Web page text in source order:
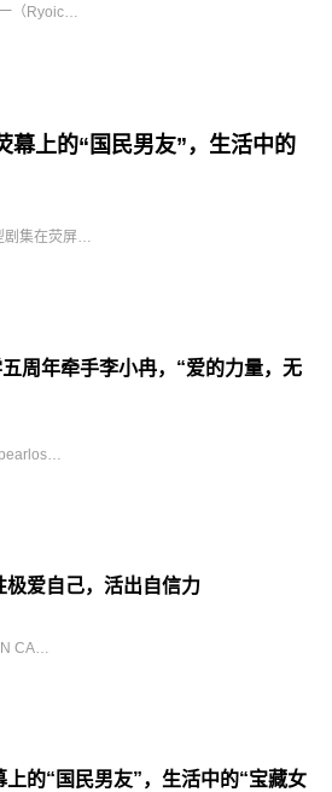
（Ryoic…
幕上的“国民男友”，生活中的
剧集在荧屏…
周年牵手李小冉，“爱的力量，无
爱自己，活出自信力
CA…
的“国民男友”，生活中的“宝藏女